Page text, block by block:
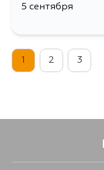
5 сентября
1 2 3